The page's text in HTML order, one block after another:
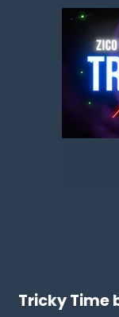
Tricky Time